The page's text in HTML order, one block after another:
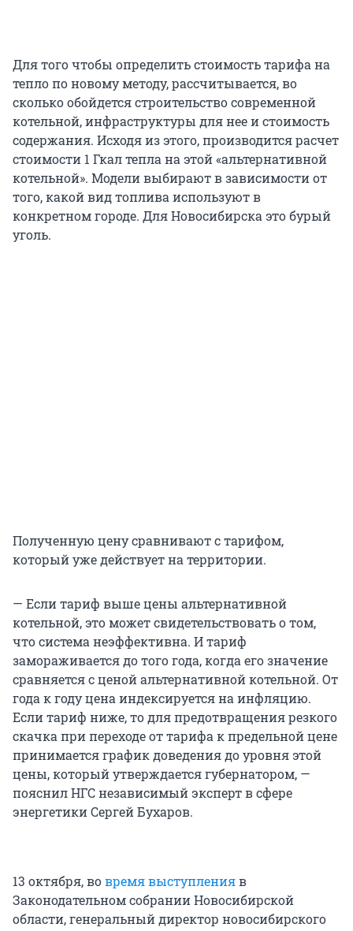
Для того чтобы определить стоимость тарифа на
тепло по новому методу, рассчитывается, во
сколько обойдется строительство современной
котельной, инфраструктуры для нее и стоимость
содержания. Исходя из этого, производится расчет
стоимости 1 Гкал тепла на этой «альтернативной
котельной». Модели выбирают в зависимости от
того, какой вид топлива используют в
конкретном городе. Для Новосибирска это бурый
уголь.
Полученную цену сравнивают с тарифом,
который уже действует на территории.
— Если тариф выше цены альтернативной
котельной, это может свидетельствовать о том,
что система неэффективна. И тариф
замораживается до того года, когда его значение
сравняется с ценой альтернативной котельной. От
года к году цена индексируется на инфляцию.
Если тариф ниже, то для предотвращения резкого
скачка при переходе от тарифа к предельной цене
принимается график доведения до уровня этой
цены, который утверждается губернатором, —
пояснил НГС независимый эксперт в сфере
энергетики Сергей Бухаров.
13 октября, вовремя выступленияв
Законодательном собрании Новосибирской
области, генеральный директор новосибирского